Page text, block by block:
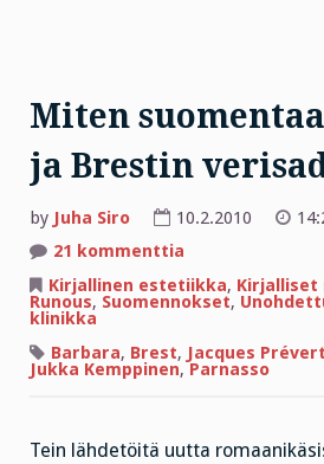
Miten
ja Brestin
by Juha Siro 10.2.2010
21 kommenttia
suomentaa
Barbara
verisade?
Kirjallinen estetiikka,
Runous, Suomennokset,
klinikka
Barbara, Brest, Jacques Prévert
Jukka Kemppinen,Parnasso
Tein lähdetöitä uutta